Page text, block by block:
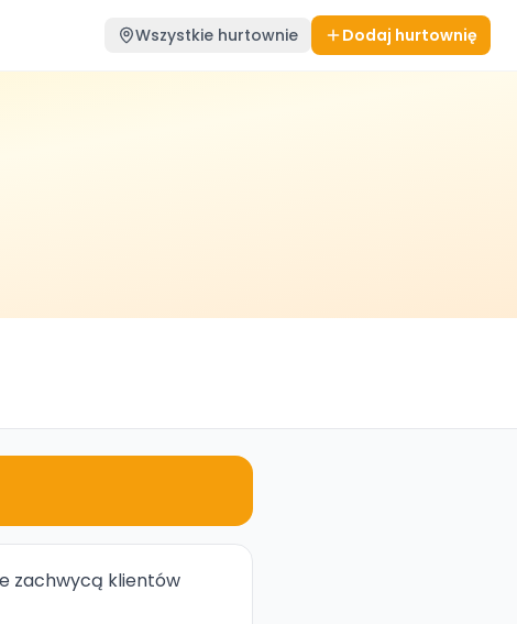
Wszystkie hurtownie Dodaj hurtownię
zachwycą klientów